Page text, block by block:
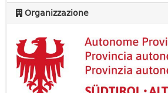
Organizzazione